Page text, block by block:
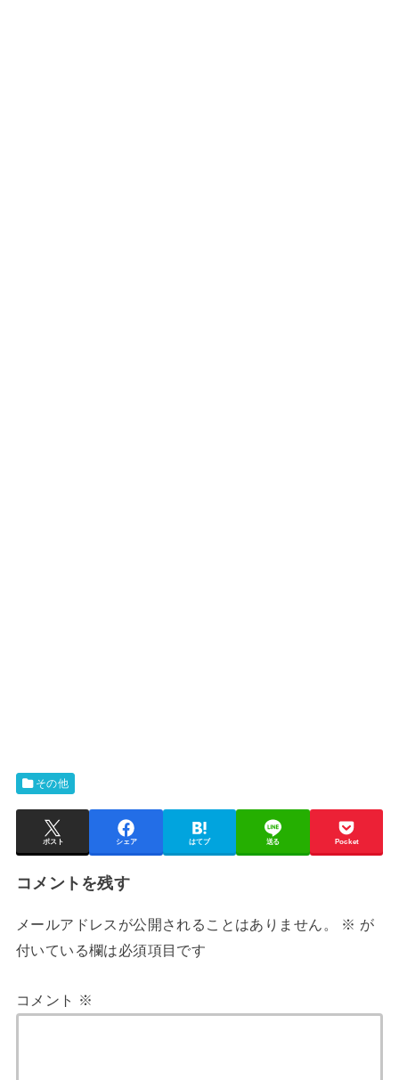
その他
ポスト シェア はてブ 送る Pocket
コメントを残す
メールアドレスが公開されることはありません。 ※ が
付いている欄は必須項目です
コメント ※